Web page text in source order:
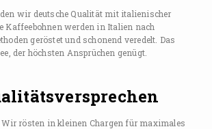
wir deutsche Qualität mit italienischer
Kaffeebohnen werden in Italien nach
geröstet und schonend veredelt. Das
der höchsten Ansprüchen genügt.
Wir rösten in kleinen Chargen für maximales